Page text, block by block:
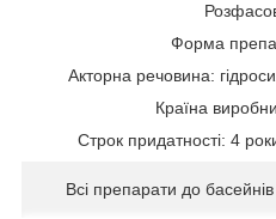
Форма
Акторна речовина:
Країна
Строк придатності: 4
Всі препарати до басейнів